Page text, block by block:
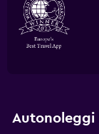
Autonoleggi